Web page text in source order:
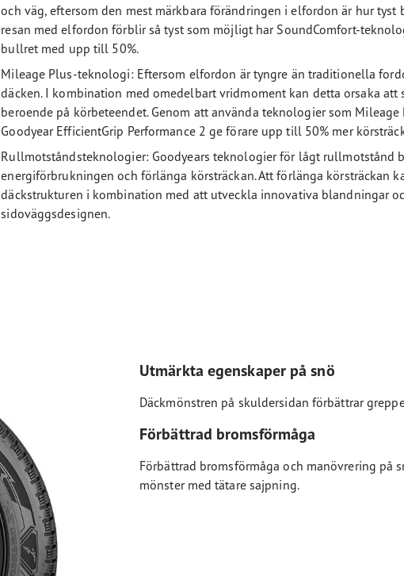
och väg, eftersom den mest märkbara förändringen i elfordon är hur tyst
resan med elfordon förblir så tyst som möjligt har SoundComfort-
bullret med upp till 50%.
Mileage Plus-teknologi: Eftersom elfordon är tyngre än traditionella
däcken. I kombination med omedelbart vridmoment kan detta orsaka att
beroende på körbeteendet. Genom att använda teknologier som
Goodyear EfficientGrip Performance 2 ge förare upp till 50% mer
Rullmotståndsteknologier: Goodyears teknologier för lågt rullmotstånd
energiförbrukningen och förlänga körsträckan. Att förlänga körsträckan
däckstrukturen i kombination med att utveckla innovativa blandningar
sidoväggsdesignen.
Utmärkta egenskaper på snö
Däckmönstren på skuldersidan förbättrar
Förbättrad bromsförmåga
Förbättrad bromsförmåga och manövrering på
mönster med tätare sajpning.